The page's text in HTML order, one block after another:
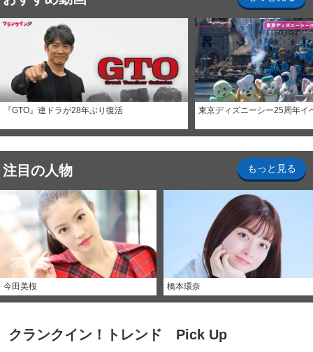
『GTO』連ドラが28年ぶり復活 東京ディズニーシー25周年イ
注目の人物 もっと見る
今田美桜 橋本環奈
クランクイン！トレンド Pick Up